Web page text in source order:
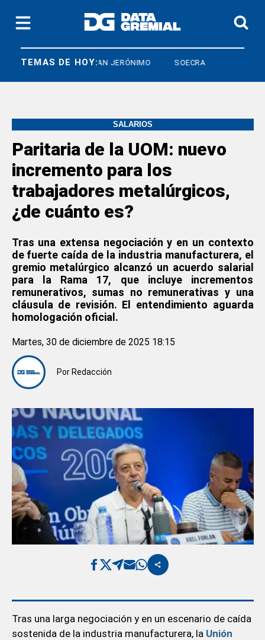
TEMAS DE HOY:
CRISTIAN JERÓNIMO SOECRA
SALARIOS
Paritaria de la UOM: nuevo
incremento para los
trabajadores metalúrgicos,
¿de cuánto es?
Tras una extensa negociación y en un contexto
de fuerte caída de la industria manufacturera, el
gremio metalúrgico alcanzó un acuerdo salarial
para la Rama 17, que incluye incrementos
remunerativos, sumas no remunerativas y una
cláusula de revisión. El entendimiento aguarda
homologación oficial.
Por Redacción
Martes, 30 de diciembre de 2025 18:15
Tras una larga negociación y en un escenario de caída
sostenida de la industria manufacturera, la Unión